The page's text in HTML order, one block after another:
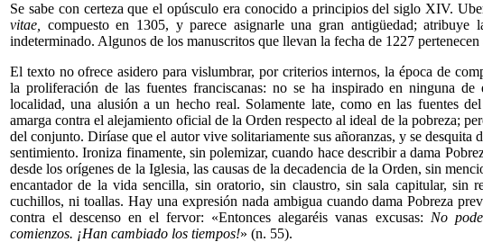
Se sabe con certeza que el opúsculo era conocido a principios del siglo XIV.
vitae,
compuesto en 1305, y parece asignarle una gran antigüedad; atribuye
indeterminado. Algunos de los manuscritos que llevan la fecha de 1227
El texto no ofrece asidero para vislumbrar, por criterios internos, la época de
la proliferación de las fuentes franciscanas: no se ha inspirado en ninguna
localidad, una alusión a un hecho real. Solamente late, como en las fuentes
amarga contra el alejamiento oficial de la Orden respecto al ideal de la pobreza;
del conjunto. Diríase que el autor vive solitariamente sus añoranzas, y se desquita
sentimiento. Ironiza finamente, sin polemizar, cuando hace describir a dama
desde los orígenes de la Iglesia, las causas de la decadencia de la Orden, sin
encantador de la vida sencilla, sin oratorio, sin claustro, sin sala capitular, sin
cuchillos, ni toallas. Hay una expresión nada ambigua cuando dama Pobreza
contra el descenso en el fervor: «Entonces alegaréis vanas excusas: No
comienzos. ¡Han cambiado los tiempos!» (n. 55).